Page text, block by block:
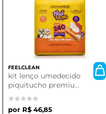
FEELCLEAN
kit lenço umedecido
piquitucho premium
| 240 unidades
flowpack
R$ 46,85